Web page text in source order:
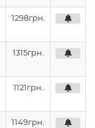
1298грн.
1315грн.
1121грн.
1149грн.